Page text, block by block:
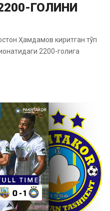
ГОЛИНИ
Ҳамдамов киритган тўп
2200-голига